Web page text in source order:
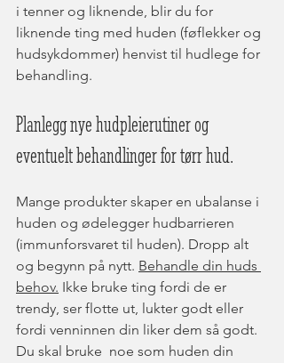
i tenner og liknende, blir du for
liknende ting med huden (føflekker og
hudsykdommer) henvist til hudlege for
behandling.
Planlegg nye hudpleierutiner og
eventuelt behandlinger for tørr hud.
Mange produkter skaper en ubalanse i
huden og ødelegger hudbarrieren
(immunforsvaret til huden). Dropp alt
og begynn på nytt. Behandle din huds
behov. Ikke bruke ting fordi de er
trendy, ser flotte ut, lukter godt eller
fordi venninnen din liker dem så godt.
Du skal bruke  noe som huden din